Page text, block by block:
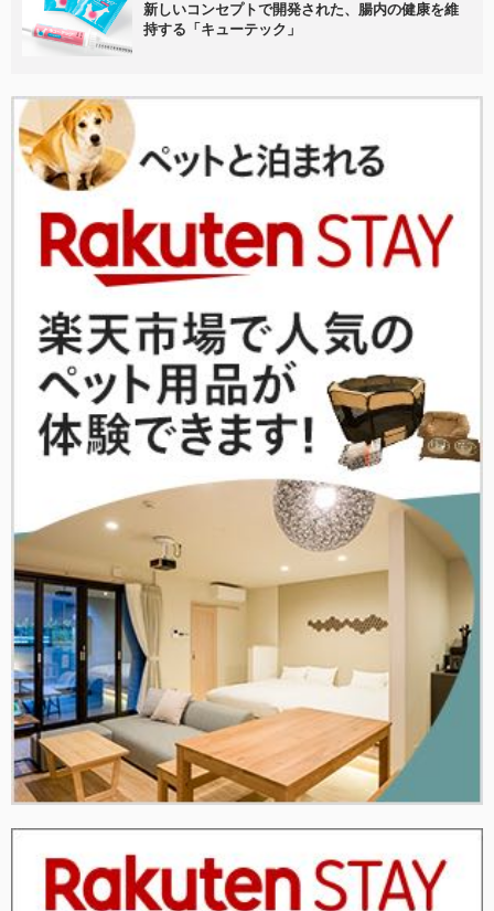
新しいコンセプトで開発された、腸内の健康を維
持する「キューテック」